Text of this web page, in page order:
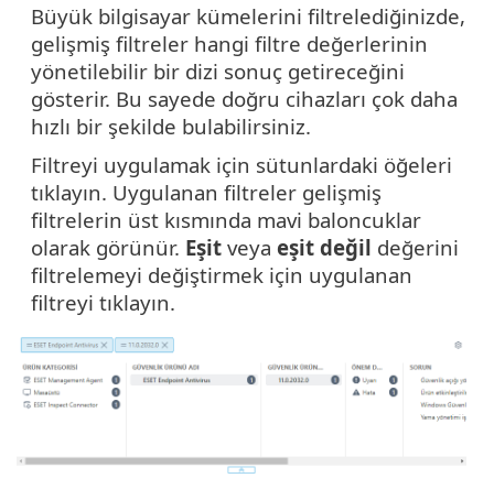
Büyük bilgisayar kümelerini filtrelediğinizde,
gelişmiş filtreler hangi filtre değerlerinin
yönetilebilir bir dizi sonuç getireceğini
gösterir. Bu sayede doğru cihazları çok daha
hızlı bir şekilde bulabilirsiniz.
Filtreyi uygulamak için sütunlardaki öğeleri
tıklayın. Uygulanan filtreler gelişmiş
filtrelerin üst kısmında mavi baloncuklar
olarak görünür. Eşit veya eşit değil değerini
filtrelemeyi değiştirmek için uygulanan
filtreyi tıklayın.